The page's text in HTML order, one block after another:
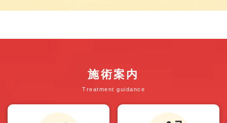
施術案内
Treatment guidance